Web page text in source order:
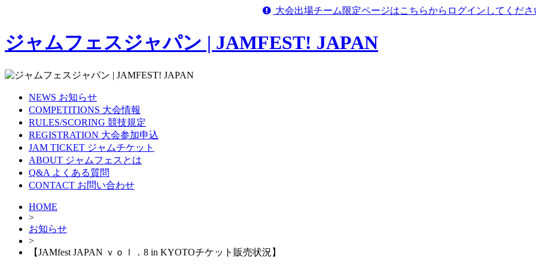
大会出場チーム限定ページはこちらからログインしてくださ
ジャムフェスジャパン | JAMFEST! JAPAN
NEWS お知らせ
COMPETITIONS 大会情報
RULES/SCORING 競技規定
REGISTRATION 大会参加申込
JAM TICKET ジャムチケット
ABOUT ジャムフェスとは
Q&A よくある質問
CONTACT お問い合わせ
HOME
>
お知らせ
>
【JAMfest JAPAN ｖｏｌ．8 in KYOTOチケット販売状況】